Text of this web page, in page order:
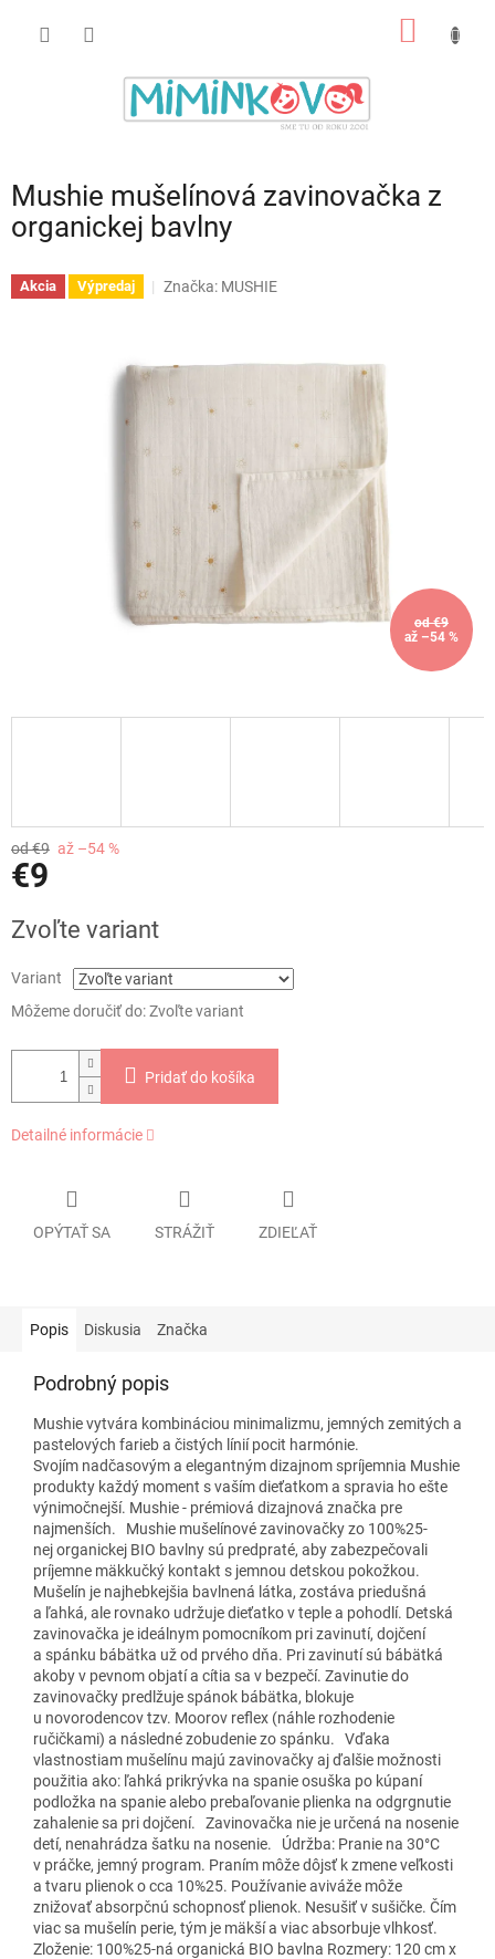
Mushie mušelínová zavinovačka z
organickej bavlny
Akcia Výpredaj Značka: MUSHIE
od €9
až –54 %
od €9 až –54 %
€9
cena:
Zvoľte variant
Variant
Môžeme doručiť do:Zvoľte variant
Pridať do košíka
Detailné informácie
OPÝTAŤ SA STRÁŽIŤ ZDIEĽAŤ
Popis Diskusia Značka
Podrobný popis
Mushie vytvára kombináciou minimalizmu, jemných zemitých a
pastelových farieb a čistých línií pocit harmónie.
Svojím nadčasovým a elegantným dizajnom spríjemnia Mushie
produkty každý moment s vaším dieťatkom a spravia ho ešte
výnimočnejší. Mushie - prémiová dizajnová značka pre
najmenších. Mushie mušelínové zavinovačky zo 100%25-
nej organickej BIO bavlny sú predpraté, aby zabezpečovali
príjemne mäkkučký kontakt s jemnou detskou pokožkou.
Mušelín je najhebkejšia bavlnená látka, zostáva priedušná
a ľahká, ale rovnako udržuje dieťatko v teple a pohodlí. Detská
zavinovačka je ideálnym pomocníkom pri zavinutí, dojčení
a spánku bábätka už od prvého dňa. Pri zavinutí sú bábätká
akoby v pevnom objatí a cítia sa v bezpečí. Zavinutie do
zavinovačky predlžuje spánok bábätka, blokuje
u novorodencov tzv. Moorov reflex (náhle rozhodenie
ručičkami) a následné zobudenie zo spánku. Vďaka
vlastnostiam mušelínu majú zavinovačky aj ďalšie možnosti
použitia ako: ľahká prikrývka na spanie osuška po kúpaní
podložka na spanie alebo prebaľovanie plienka na odgrgnutie
zahalenie sa pri dojčení. Zavinovačka nie je určená na nosenie
detí, nenahrádza šatku na nosenie. Údržba: Pranie na 30°C
v práčke, jemný program. Praním môže dôjsť k zmene veľkosti
a tvaru plienok o cca 10%25. Používanie aviváže môže
znižovať absorpčnú schopnosť plienok. Nesušiť v sušičke. Čím
viac sa mušelín perie, tým je mäkší a viac absorbuje vlhkosť.
Zloženie: 100%25-ná organická BIO bavlna Rozmery: 120 cm x